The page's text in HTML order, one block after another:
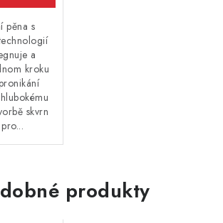
pěna s
a
kroku
skvrn
produkty